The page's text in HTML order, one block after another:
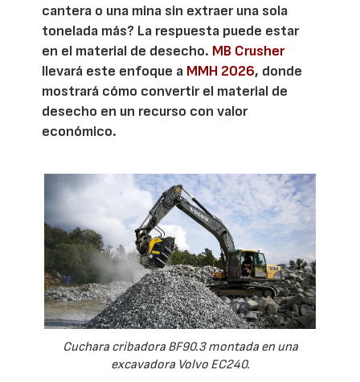
cantera o una mina sin extraer una sola
tonelada más? La respuesta puede estar
en el material de desecho. MB Crusher
llevará este enfoque a MMH 2026, donde
mostrará cómo convertir el material de
desecho en un recurso con valor
económico.
Cuchara cribadora BF90.3 montada en una
excavadora Volvo EC240.